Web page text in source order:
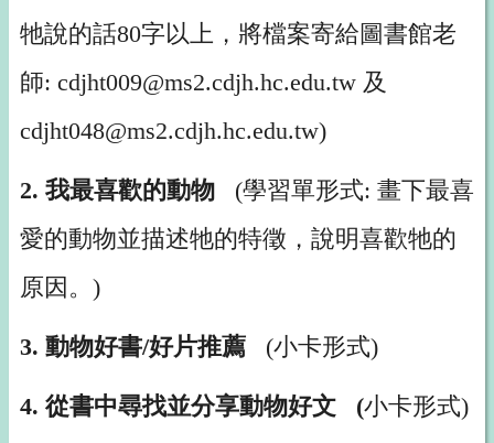
牠說的話80字以上，將檔案寄給圖書館老
師: cdjht009@ms2.cdjh.hc.edu.tw 及
cdjht048@ms2.cdjh.hc.edu.tw)
2. 我最喜歡的動物 (學習單形式: 畫下最喜
愛的動物並描述牠的特徵，說明喜歡牠的
原因。)
3. 動物好書/好片推薦 (小卡形式)
4. 從書中尋找並分享動物好文 (小卡形式)